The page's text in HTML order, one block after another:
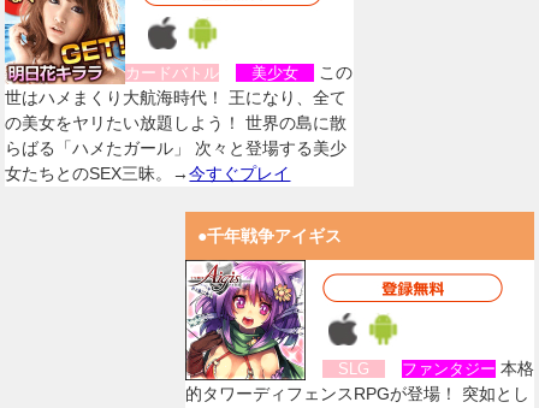
カードバトル 美少女
この
世はハメまくり大航海時代！ 王になり、全て
の美女をヤリたい放題しよう！ 世界の島に散
らばる「ハメたガール」 次々と登場する美少
女たちとのSEX三昧。→今すぐプレイ
●千年戦争アイギス
SLG ファンタジー 本格
的タワーディフェンスRPGが登場！ 突如とし